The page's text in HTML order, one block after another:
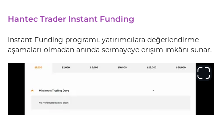
Hantec Trader Instant Funding
Instant Funding programı, yatırımcılara değerlendirme
aşamaları olmadan anında sermayeye erişim imkânı sunar.